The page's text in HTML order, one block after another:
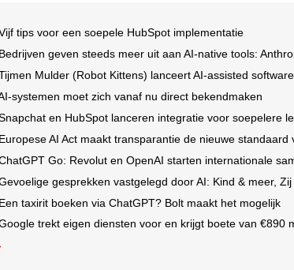
tips voor een soepele HubSpot implementatie
geven steeds meer uit aan AI-native tools:
Mulder (Robot Kittens) lanceert AI-assisted
systemen moet zich vanaf nu direct bekendmaken
en HubSpot lanceren integratie voor soepelere
AI Act maakt transparantie de nieuwe standaard
Go: Revolut en OpenAI starten internationale
gesprekken vastgelegd door AI: Kind & meer, Zij
taxirit boeken via ChatGPT? Bolt maakt het mogelijk
trekt eigen diensten voor en krijgt boete van €890